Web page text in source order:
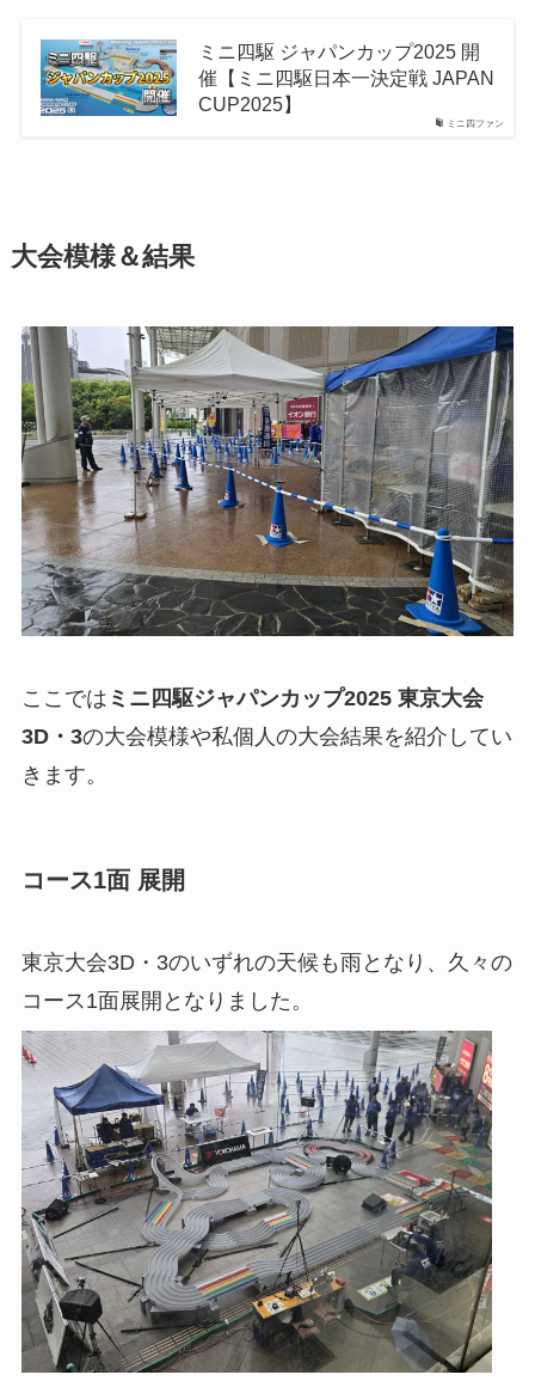
ミニ四ファン
ミニ四駆 ジャパンカップ2025 開
催【ミニ四駆日本一決定戦 JAPAN
CUP2025】
大会模様＆結果
ここでは ミニ四駆ジャパンカップ2025 東京大会
3D・3の大会模様や私個人の大会結果を紹介してい
きます。
コース1面 展開
東京大会3D・3のいずれの天候も雨となり、久々の
コース1面展開となりました。